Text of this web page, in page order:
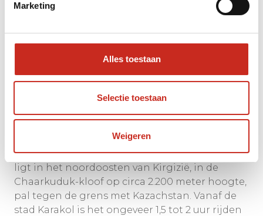
Marketing
Alles toestaan
Selectie toestaan
Weigeren
Waar ligt de Karkara Vallei precies en hoe
De Karkara Vallei (ook wel Karkyra genoemd)
ligt in het noordoosten van Kirgizië, in de
Chaarkuduk-kloof op circa 2.200 meter hoogte,
pal tegen de grens met Kazachstan. Vanaf de
stad Karakol is het ongeveer 1,5 tot 2 uur rijden